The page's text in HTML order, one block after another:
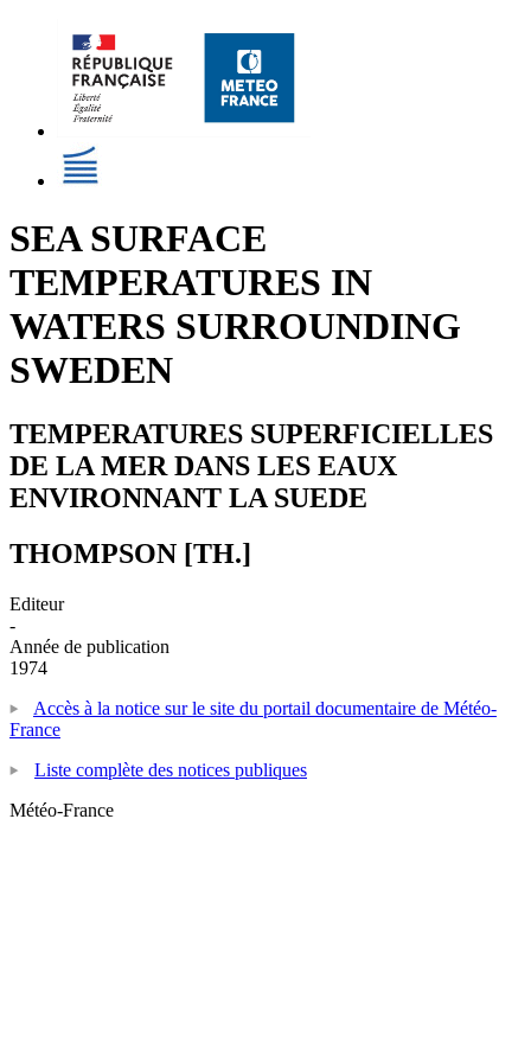
SEA SURFACE
TEMPERATURES IN
WATERS SURROUNDING
SWEDEN
TEMPERATURES SUPERFICIELLES
DE LA MER DANS LES EAUX
ENVIRONNANT LA SUEDE
THOMPSON [TH.]
Editeur
-
Année de publication
1974
Accès à la notice sur le site du portail documentaire de Météo-
France
Liste complète des notices publiques
Météo-France